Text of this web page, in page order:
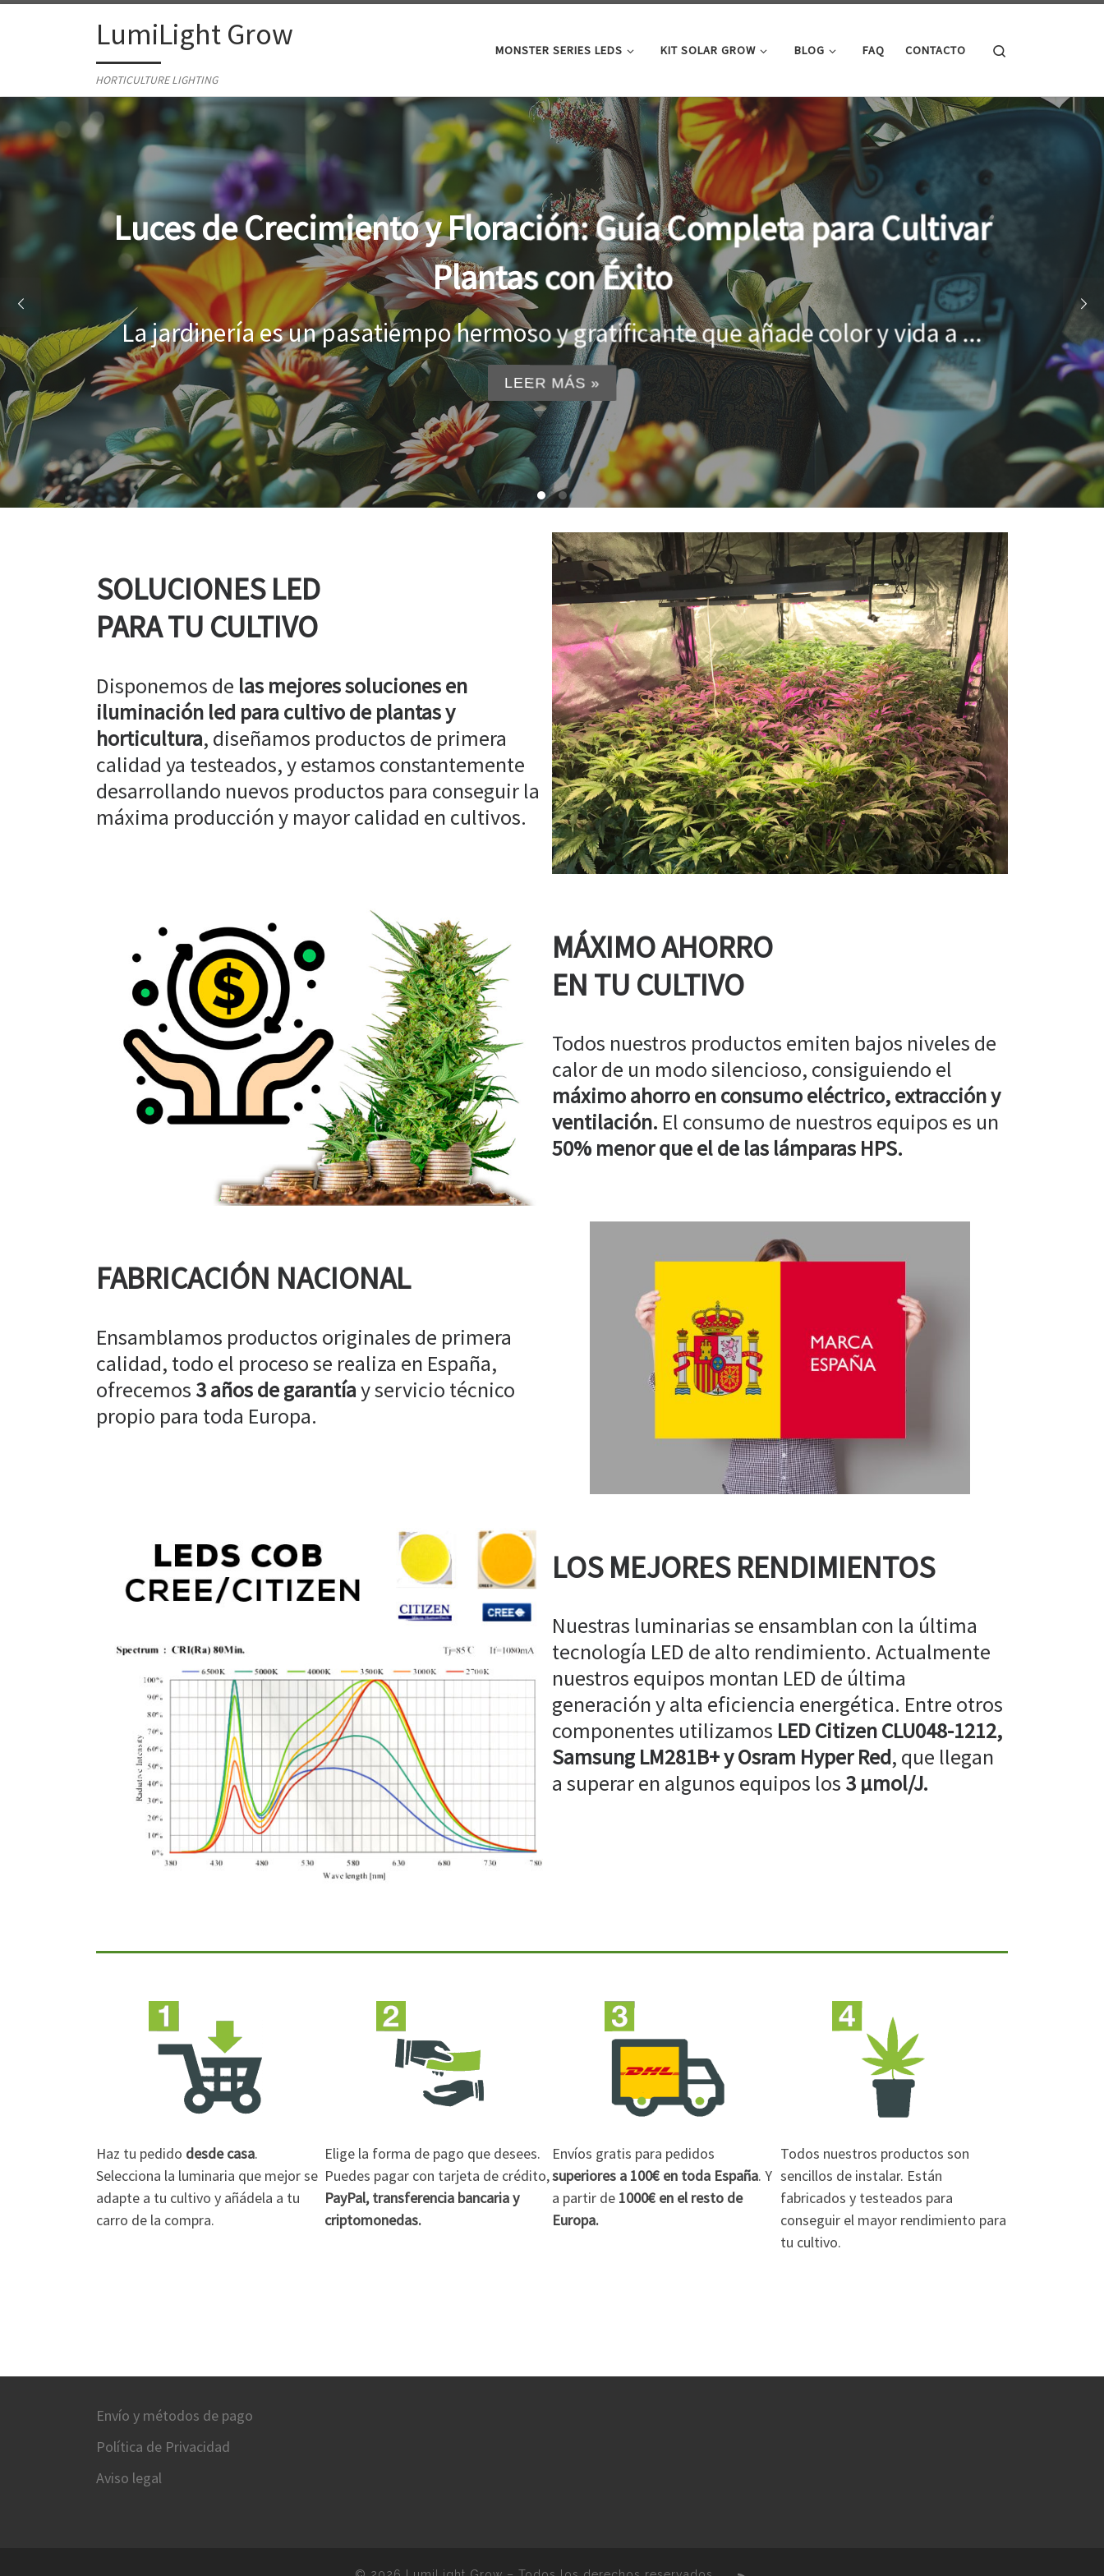
Skip to contentLumiLight Grow
HORTICULTURE LIGHTING
MONSTER SERIES LEDS KIT SOLAR GROW BLOG FAQ CONTACTO
Lámparas para indoor: la clave para un crecimiento óptimo de
tus plantas
Al cultivar plantas en el interior, es importante proporcionar el entorno adecuado
...
LEER MÁS »
SOLUCIONES LED
PARA TU CULTIVO
Disponemos de las mejores soluciones en
iluminación led para cultivo de plantas y
horticultura, diseñamos productos de primera
calidad ya testeados, y estamos constantemente
desarrollando nuevos productos para conseguir la
máxima producción y mayor calidad en cultivos.
MÁXIMO AHORRO
EN TU CULTIVO
Todos nuestros productos emiten bajos niveles de
calor de un modo silencioso, consiguiendo el
máximo ahorro en consumo eléctrico, extracción y
ventilación. El consumo de nuestros equipos es un
50% menor que el de las lámparas HPS.
FABRICACIÓN NACIONAL
Ensamblamos productos originales de primera
calidad, todo el proceso se realiza en España,
ofrecemos 3 años de garantíay servicio técnico
propio para toda Europa.
LOS MEJORES RENDIMIENTOS
Nuestras luminarias se ensamblan con la última
tecnología LED de alto rendimiento. Actualmente
nuestros equipos montan LED de última
generación y alta eficiencia energética. Entre otros
componentes utilizamos LED Citizen CLU048-1212,
Samsung LM281B+ y Osram Hyper Red, que llegan
a superar en algunos equipos los 3 µmol/J.
Haz tu pedido desde casa.
Selecciona la luminaria que mejor se
adapte a tu cultivo y añádela a tu
carro de la compra.
Elige la forma de pago que desees.
Puedes pagar con tarjeta de crédito,
PayPal, transferencia bancaria y
criptomonedas.
Envíos gratis para pedidos
superiores a 100€ en toda España. Y
a partir de 1000€ en el resto de
Europa.
Todos nuestros productos son
sencillos de instalar. Están
fabricados y testeados para
conseguir el mayor rendimiento para
tu cultivo.
Envío y métodos de pago
Política de Privacidad
Aviso legal